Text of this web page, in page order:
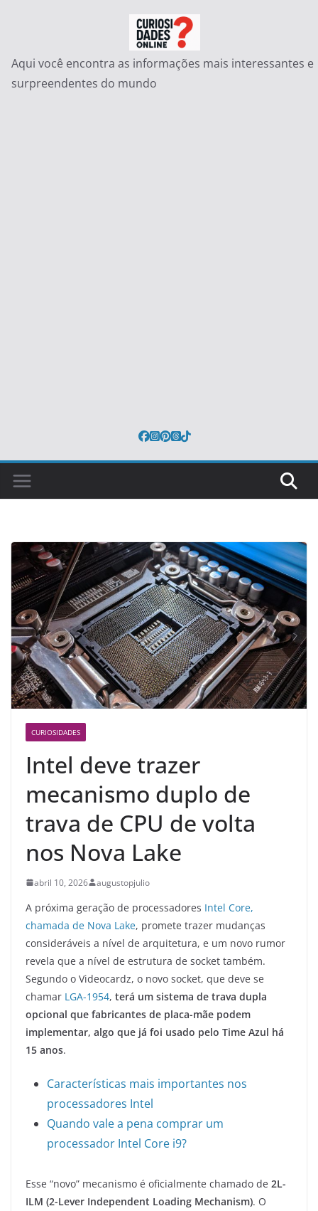
conteúdo
Aqui você encontra as informações mais interessantes e
surpreendentes do mundo
CURIOSIDADES
Intel deve trazer
mecanismo duplo de
trava de CPU de volta
nos Nova Lake
abril 10, 2026 augustopjulio
A próxima geração de processadores Intel Core,
chamada de Nova Lake, promete trazer mudanças
consideráveis a nível de arquitetura, e um novo rumor
revela que a nível de estrutura de socket também.
Segundo o Videocardz, o novo socket, que deve se
chamar LGA-1954, terá um sistema de trava dupla
opcional que fabricantes de placa-mãe podem
implementar, algo que já foi usado pelo Time Azul há
15 anos.
Características mais importantes nos
processadores Intel
Quando vale a pena comprar um
processador Intel Core i9?
Esse “novo” mecanismo é oficialmente chamado de 2L-
ILM (2-Lever Independent Loading Mechanism). O